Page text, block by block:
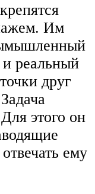
Им
реальный
друг
этого он
ему